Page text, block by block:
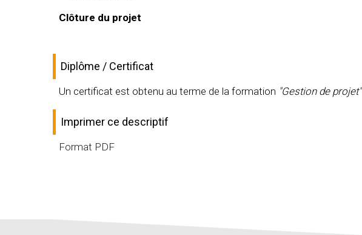
Clôture du projet
Diplôme / Certificat
Un certificat est obtenu au terme de la formation "Gestion de projet"
Imprimer ce descriptif
Format PDF